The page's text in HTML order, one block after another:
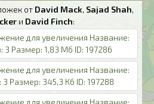
от David Mack, Sajad Shah,
и David Finch: